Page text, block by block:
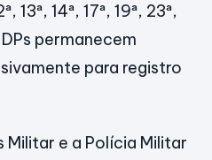
13ª, 14ª, 17ª, 19ª, 23ª,
DPs permanecem
para registro
Militar e a Polícia Militar